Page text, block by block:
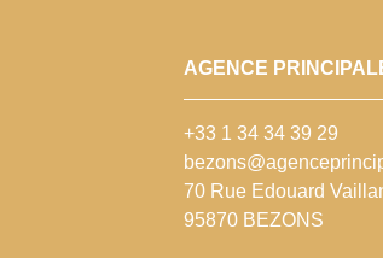
AGENCE
+33 1 34 34 39 29
70 Rue Edouard
95870 BEZONS